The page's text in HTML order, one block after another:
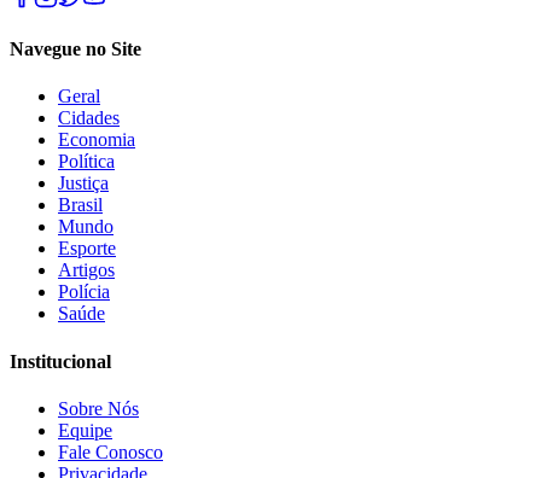
Navegue no Site
Geral
Cidades
Economia
Política
Justiça
Brasil
Mundo
Esporte
Artigos
Polícia
Saúde
Institucional
Sobre Nós
Equipe
Fale Conosco
Privacidade